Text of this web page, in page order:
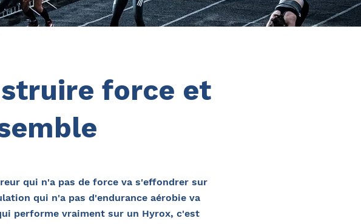
force et
qui n'a pas de force va s'effondrer sur
qui n'a pas d'endurance aérobie va
performe vraiment sur un Hyrox, c'est